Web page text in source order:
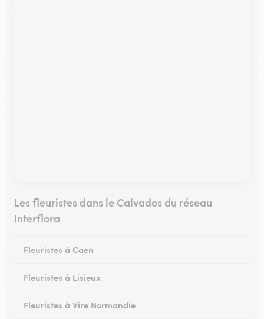
Les fleuristes dans le Calvados du réseau
Interflora
Fleuristes à Caen
Fleuristes à Lisieux
Fleuristes à Vire Normandie